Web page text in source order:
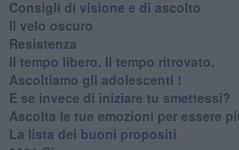
​Consigli di visione e di ascolto
​Il velo oscuro
Resistenza
​Il tempo libero. Il tempo ritrovato.
Ascoltiamo gli adolescenti !
​E se invece di iniziare tu smettessi?
​Ascolta le tue emozioni per essere
​La lista dei buoni propositi